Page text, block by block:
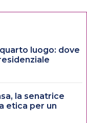
luogo: dove
la senatrice
etica per un